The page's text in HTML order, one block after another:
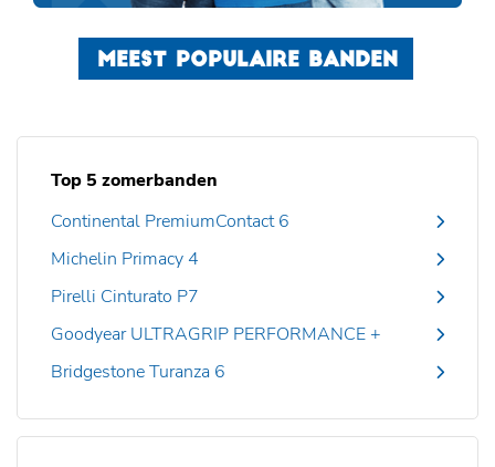
MEEST POPULAIRE BANDEN
Top 5 zomerbanden
Continental PremiumContact 6
Michelin Primacy 4
Pirelli Cinturato P7
Goodyear ULTRAGRIP PERFORMANCE +
Bridgestone Turanza 6